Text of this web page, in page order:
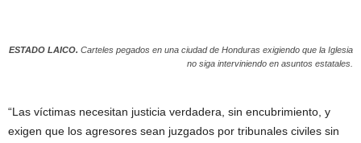
ESTADO LAICO. Carteles pegados en una ciudad de Honduras exigiendo que la Iglesia
no siga interviniendo en asuntos estatales.
“Las víctimas necesitan justicia verdadera, sin encubrimiento, y
exigen que los agresores sean juzgados por tribunales civiles sin